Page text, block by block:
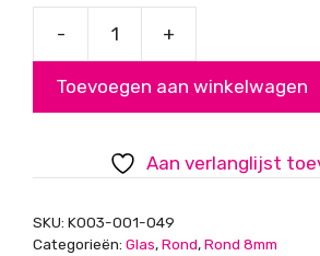
-
8mm
rood
met
aantal
+
Toevoegen aan winkelwagen
Aan verlanglijst
SKU: K003-001-049
Categorieën: Glas,Rond,Rond 8mm